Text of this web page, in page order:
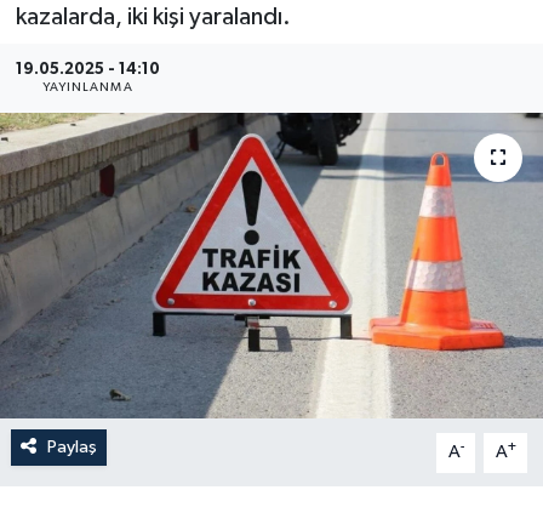
kazalarda, iki kişi yaralandı.
19.05.2025 - 14:10
YAYINLANMA
Paylaş A- A+